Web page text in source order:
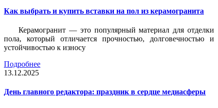
Как выбрать и купить вставки на пол из керамогранита
Керамогранит — это популярный материал для отделки
пола, который отличается прочностью, долговечностью и
устойчивостью к износу
Подробнее
13.12.2025
День главного редактора: праздник в сердце медиасферы